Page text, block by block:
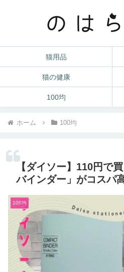
猫用品
猫の健康
100均
ホーム 100均
【ダイソー】110円で
バインダー」がコスパ
100均